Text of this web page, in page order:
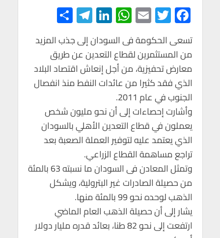
F
ac
e
b
o
o
k
T
wi
tt
er
E
m
ail
W
h
at
s
A
p
p
Li
n
ke
dI
n
Te
le
gr
a
m
h
ar
e
تسعى الحكومة فى السودان إلى جذب المزيد
من المستثمرين لقطاع التعدين عن طريق
معارض تحفيزية، من أجل إنعاش اقتصاد البلاد
الذي فقد كثيرا من عائدات النفط منذ انفصال
الجنوب في عام 2011.
وأشارت إحصاءات إلى أن نحو مليون شخص
يعملون في قطاع التعدين الأهلي بالسودان
الذي يعتمد عليه لتوفير العملة الصعبة بعد
تراجع مساهمة القطاع الزراعي.
وتمثل المعادن فى السودان ما نسبته 63 بالمئة
من حصيلة الصادرات غير البترولية، ويشكل
الذهب لوحده نحو 99 بالمئة منها.
يشار إلى أن حصيلة الذهب العام الماضي
ارتفعت إلى نحو 82 طنا، بعائد قدره مليار دولار